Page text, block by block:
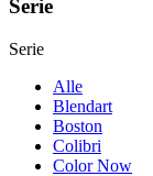
Serie
Serie
Alle
Blendart
Boston
Colibri
Color Now